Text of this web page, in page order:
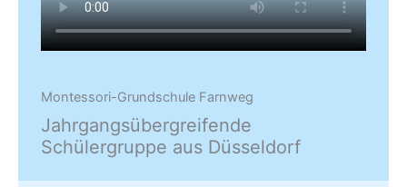
Montessori-Grundschule Farnweg
Jahrgangsübergreifende
Schülergruppe aus Düsseldorf